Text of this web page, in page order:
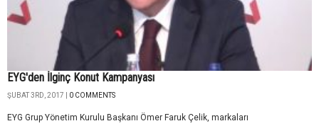
EYG'den İlginç Konut Kampanyası
ŞUBAT 3RD, 2017 | 0 COMMENTS
EYG Grup Yönetim Kurulu Başkanı Ömer Faruk Çelik, markaları